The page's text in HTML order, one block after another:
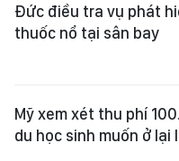
Đức điều tra vụ phát
thuốc nổ tại sân bay
Mỹ xem xét thu phí
du học sinh muốn ở lại